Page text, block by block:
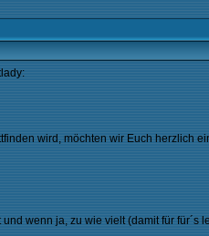
wird, möchten wir Euch herzlich
wenn ja, zu wie vielt (damit für für´s